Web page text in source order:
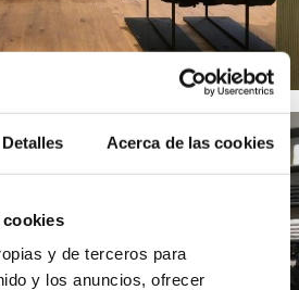
Detalles Acerca de las cookies
cookies
y de terceros para
y los anuncios, ofrecer